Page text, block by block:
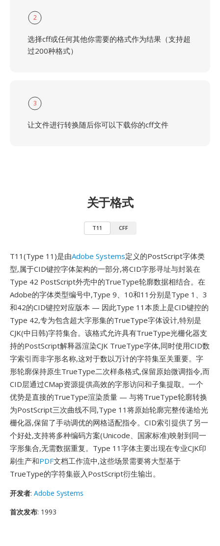
2
选择cff或任何其他你需要的格式作为结果（支持超
过200种格式）
3
让文件进行转换随后你可以下载你的cff文件
关于格式
T11 CFF
T11(Type 11)是由Adobe Systems定义的PostScript字体类
型,属于CID键控字体架构的一部分,将CID字形寻址与封装在
Type 42 PostScript外壳中的TrueType轮廓数据相结合。在
Adobe的字体类型编号中,Type 9、10和11分别是Type 1、3
和42的CID键控对应版本 — 因此Type 11本质上是CID键控的
Type 42,专为包含超大字形集的TrueType字体设计,特别是
CJK(中日韩)字符集合。该格式允许具有TrueType光栅化器支
持的PostScript解释器渲染CJK TrueType字体,同时使用CID数
字索引而非字形名称,这对于数以万计的字符集至关重要。字
形轮廓保持原生TrueType二次样条格式,保留原始微调指令,而
CID层通过CMap资源提供高效的字形访问和子集提取。一个
优势是直接的TrueType渲染质量 — 与将TrueType轮廓转换
为PostScript三次曲线不同,Type 11将原始轮廓完整传递给光
栅化器,保留了手动调优的网格适配指令。CID索引提供了另一
个好处,支持将多种编码方案(Unicode、国家标准)映射到同一
字形集合,无需数据重复。Type 11字体主要出现在专业CJK印
刷生产和PDF文档工作流中,这些场景需要将大型基于
TrueType的字符集嵌入PostScript衍生输出。
开发者: Adobe Systems
首次发布: 1993